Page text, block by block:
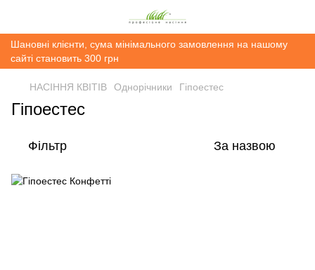
Шановні клієнти, сума мінімального замовлення на нашому
сайті становить 300 грн
НАСІННЯ КВІТІВ Однорічники Гіпоестес
Гіпоестес
Фільтр За назвою